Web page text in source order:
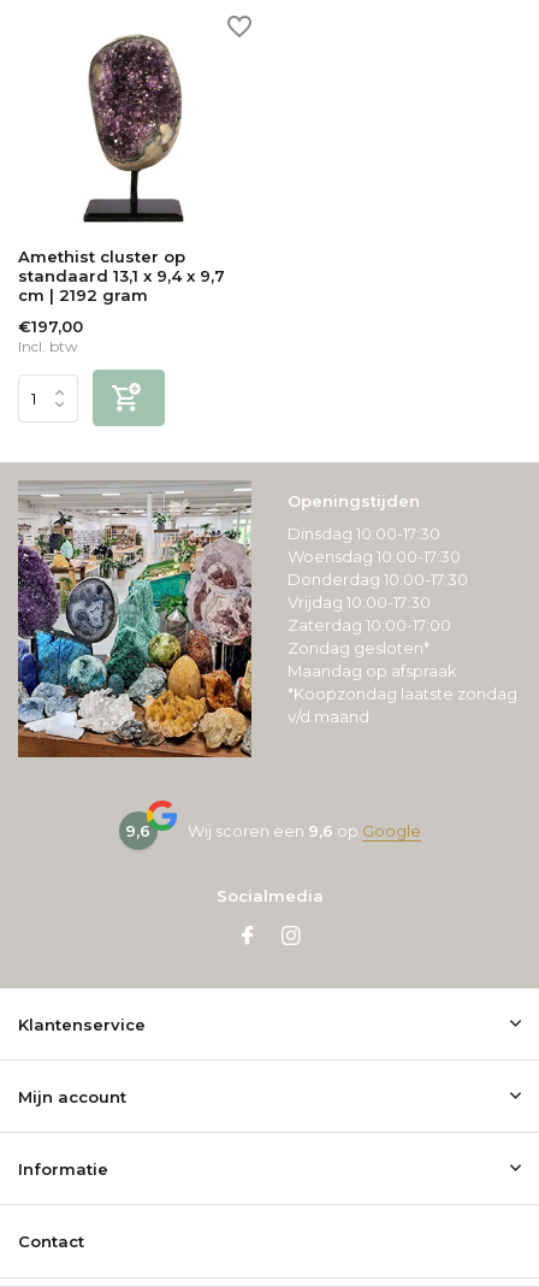
Amethist cluster op
standaard 13,1 x 9,4 x 9,7
cm | 2192 gram
€197,00
Incl. btw
Openingstijden
Dinsdag 10:00-17:30
Woensdag 10:00-17:30
Donderdag 10:00-17:30
Vrijdag 10:00-17:30
Zaterdag 10:00-17:00
Zondag gesloten*
Maandag op afspraak
*Koopzondag laatste zondag
v/d maand
9,6 Wij scoren een 9,6 op Google
Socialmedia
Klantenservice
Mijn account
Informatie
Contact